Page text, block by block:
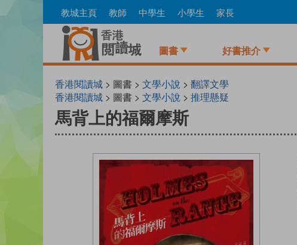
to
教城主頁 教師 中學生 小學生 家長
圖書 好書推介
香港閱讀城 > 圖書 > 文學小說 > 翻譯文學
香港閱讀城 > 圖書 > 文學小說 > 推理懸疑
馬背上的福爾摩斯